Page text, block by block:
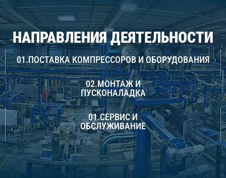
НАПРАВЛЕНИЯ ДЕЯТЕЛЬНОСТИ
01.ПОСТАВКА КОМПРЕССОРОВ И ОБОРУДОВАНИЯ
02.МОНТАЖ И
ПУСКОНАЛАДКА
01.СЕРВИС И
ОБСЛУЖИВАНИЕ